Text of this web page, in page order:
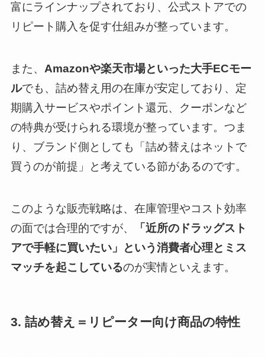
富にラインナップされており、公式ストアでの
リピート購入を促す仕組みが整っています。
また、 Amazonや楽天市場といった大手ECモー
ルでも、詰め替え用の在庫が安定しており、定
期購入サービスやポイント還元、クーポンなど
の特典が受けられる環境が整っています。つま
り、ブランド側としても「詰め替えはネットで
買うのが前提」と考えている節があるのです。
このような販売戦略は、在庫管理やコスト効率
の面では合理的ですが、
「近所のドラッグスト
アで手軽に買いたい」という消費者心理とミス
マッチを起こしているのが実情といえます。
3. 詰め替え＝リピーター向け商品の特性